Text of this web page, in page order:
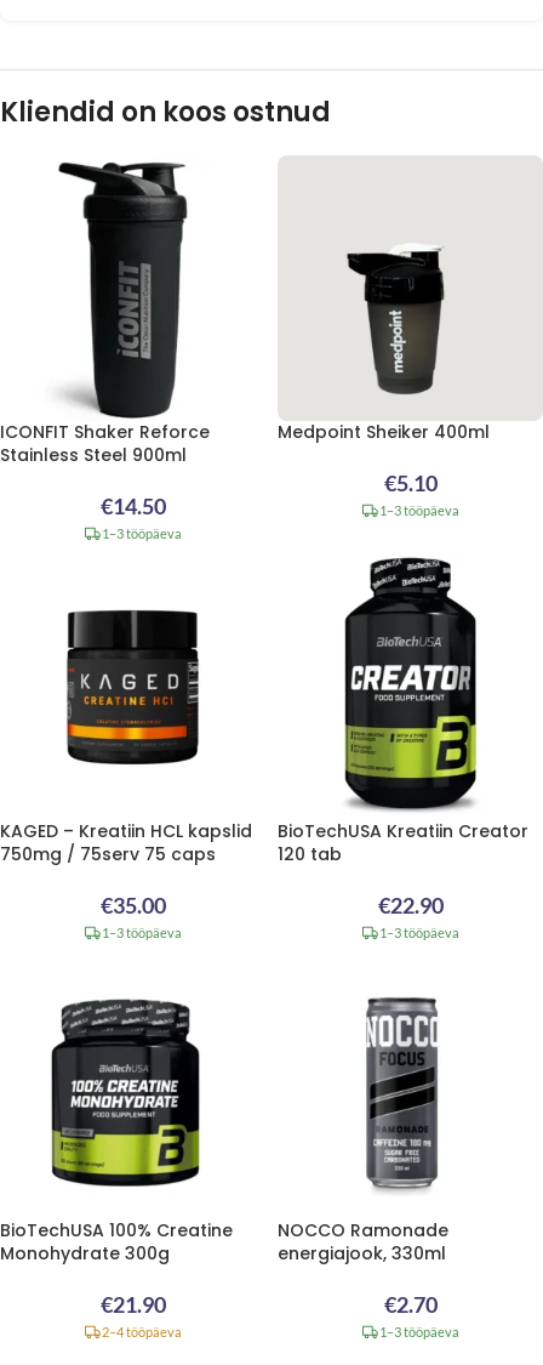
Kliendid on koos ostnud
ICONFIT Shaker Reforce
Stainless Steel 900ml
€14.50
1–3 tööpäeva
Medpoint Sheiker 400ml
€5.10
1–3 tööpäeva
KAGED – Kreatiin HCL kapslid
750mg / 75serv 75 caps
€35.00
1–3 tööpäeva
BioTechUSA Kreatiin Creator
120 tab
€22.90
1–3 tööpäeva
BioTechUSA 100% Creatine
Monohydrate 300g
€21.90
2–4 tööpäeva
NOCCO Ramonade
energiajook, 330ml
€2.70
1–3 tööpäeva